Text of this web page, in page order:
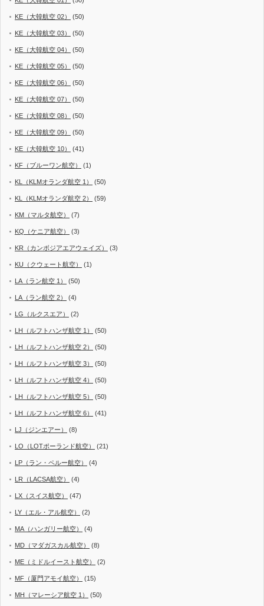
KE（大韓航空 02） (50)
KE（大韓航空 03） (50)
KE（大韓航空 04） (50)
KE（大韓航空 05） (50)
KE（大韓航空 06） (50)
KE（大韓航空 07） (50)
KE（大韓航空 08） (50)
KE（大韓航空 09） (50)
KE（大韓航空 10） (41)
KF（ブルーワン航空） (1)
KL（KLMオランダ航空 1） (50)
KL（KLMオランダ航空 2） (59)
KM（マルタ航空） (7)
KQ（ケニア航空） (3)
KR（カンボジアエアウェイズ） (3)
KU（クウェート航空） (1)
LA（ラン航空 1） (50)
LA（ラン航空 2） (4)
LG（ルクスエア） (2)
LH（ルフトハンザ航空 1） (50)
LH（ルフトハンザ航空 2） (50)
LH（ルフトハンザ航空 3） (50)
LH（ルフトハンザ航空 4） (50)
LH（ルフトハンザ航空 5） (50)
LH（ルフトハンザ航空 6） (41)
LJ（ジンエアー） (8)
LO（LOTポーランド航空） (21)
LP（ラン・ペルー航空） (4)
LR（LACSA航空） (4)
LX（スイス航空） (47)
LY（エル・アル航空） (2)
MA（ハンガリー航空） (4)
MD（マダガスカル航空） (8)
ME（ミドルイースト航空） (2)
MF（厦門アモイ航空） (15)
MH（マレーシア航空 1） (50)